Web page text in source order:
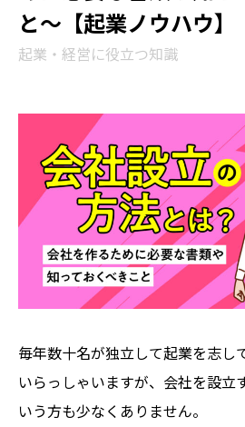
と〜【起業ノウハウ】
起業・経営に役立つ知識
毎年数十名が独立して起業を志し
いらっしゃいますが、会社を設立
いう方も少なくありません。